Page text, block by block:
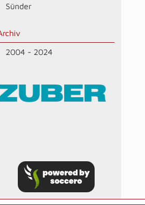
Sünder
2004 - 2024